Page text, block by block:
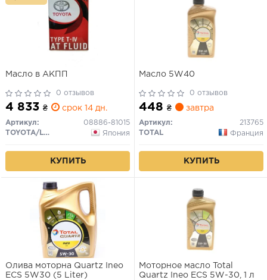
Масло в АКПП
0 отзывов
4 833 ₴ срок 14 дн.
Артикул:
08886-81015
TOYOTA/LEXUS
Япония
КУПИТЬ
Масло 5W40
0 отзывов
448 ₴ завтра
Артикул:
213765
TOTAL
Франция
КУПИТЬ
Олива моторна Quartz Ineo
ECS 5W30 (5 Liter)
Моторное масло Total
Quartz Ineo ECS 5W-30, 1 л